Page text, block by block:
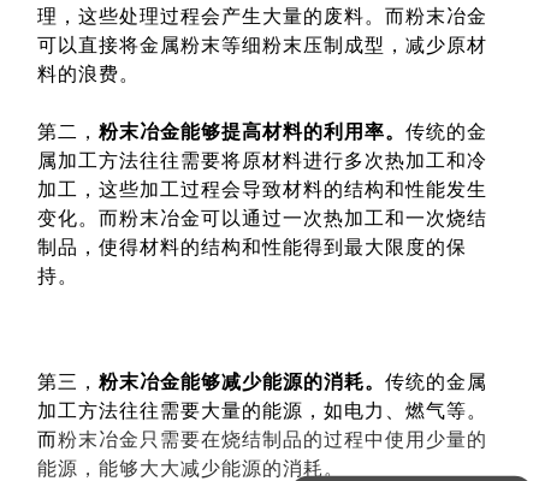
理，这些处理过程会产生大量的废料。而粉末冶金
可以直接将金属粉末等细粉末压制成型，减少原材
料的浪费。
第二，粉末冶金能够提高材料的利用率。传统的金
属加工方法往往需要将原材料进行多次热加工和冷
加工，这些加工过程会导致材料的结构和性能发生
变化。而粉末冶金可以通过一次热加工和一次烧结
制品，使得材料的结构和性能得到最大限度的保
持。
第三，粉末冶金能够减少能源的消耗。传统的金属
加工方法往往需要大量的能源，如电力、燃气等。
而粉末冶金只需要在烧结制品的过程中使用少量的
能源，能够大大减少能源的消耗。